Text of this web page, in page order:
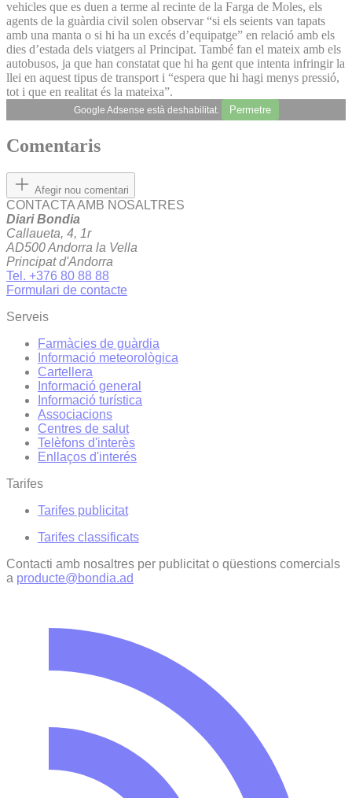
vehicles que es duen a terme al recinte de la Farga de Moles, els
agents de la guàrdia civil solen observar “si els seients van tapats
amb una manta o si hi ha un excés d’equipatge” en relació amb els
dies d’estada dels viatgers al Principat. També fan el mateix amb els
autobusos, ja que han constatat que hi ha gent que intenta infringir la
llei en aquest tipus de transport i “espera que hi hagi menys pressió,
tot i que en realitat és la mateixa”.
Google Adsense està deshabilitat. Permetre
Comentaris
Afegir nou comentari
CONTACTA AMB NOSALTRES
Diari Bondia
Callaueta, 4, 1r
AD500 Andorra la Vella
Principat d'Andorra
Tel. +376 80 88 88
Formulari de contacte
Serveis
Farmàcies de guàrdia
Informació meteorològica
Cartellera
Informació general
Informació turística
Associacions
Centres de salut
Telèfons d'interès
Enllaços d'interés
Tarifes
Tarifes publicitat
Tarifes classificats
Contacti amb nosaltres per publicitat o qüestions comercials
a producte@bondia.ad